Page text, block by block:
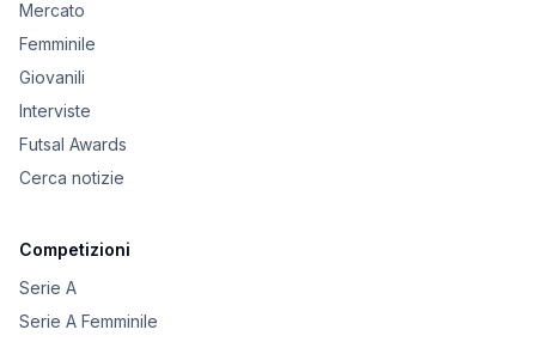
Mercato
Femminile
Giovanili
Interviste
Futsal Awards
Cerca notizie
Competizioni
Serie A
Serie A Femminile